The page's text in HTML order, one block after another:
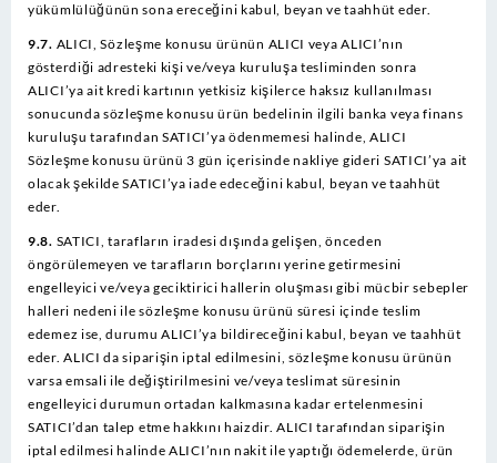
yükümlülüğünün sona ereceğini kabul, beyan ve taahhüt eder.
9.7. ALICI, Sözleşme konusu ürünün ALICI veya ALICI’nın
gösterdiği adresteki kişi ve/veya kuruluşa tesliminden sonra
ALICI’ya ait kredi kartının yetkisiz kişilerce haksız kullanılması
sonucunda sözleşme konusu ürün bedelinin ilgili banka veya finans
kuruluşu tarafından SATICI’ya ödenmemesi halinde, ALICI
Sözleşme konusu ürünü 3 gün içerisinde nakliye gideri SATICI’ya ait
olacak şekilde SATICI’ya iade edeceğini kabul, beyan ve taahhüt
eder.
9.8. SATICI, tarafların iradesi dışında gelişen, önceden
öngörülemeyen ve tarafların borçlarını yerine getirmesini
engelleyici ve/veya geciktirici hallerin oluşması gibi mücbir sebepler
halleri nedeni ile sözleşme konusu ürünü süresi içinde teslim
edemez ise, durumu ALICI’ya bildireceğini kabul, beyan ve taahhüt
eder. ALICI da siparişin iptal edilmesini, sözleşme konusu ürünün
varsa emsali ile değiştirilmesini ve/veya teslimat süresinin
engelleyici durumun ortadan kalkmasına kadar ertelenmesini
SATICI’dan talep etme hakkını haizdir. ALICI tarafından siparişin
iptal edilmesi halinde ALICI’nın nakit ile yaptığı ödemelerde, ürün